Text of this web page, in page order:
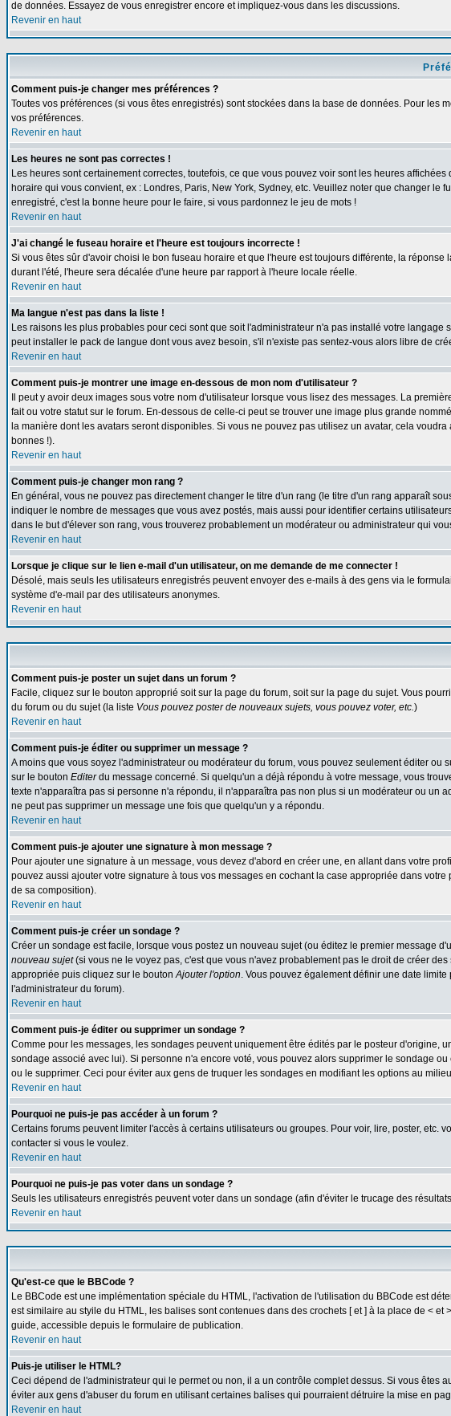
de données. Essayez de vous enregistrer encore et impliquez-vous dans les discussions.
Revenir en haut
Comment puis-je changer mes préférences ?
Toutes vos préférences (si vous êtes enregistrés) sont stockées dans la base de données. Pour les
vos préférences.
Revenir en haut
Les heures ne sont pas correctes !
Les heures sont certainement correctes, toutefois, ce que vous pouvez voir sont les heures
horaire qui vous convient, ex : Londres, Paris, New York, Sydney, etc. Veuillez noter que changer
enregistré, c'est la bonne heure pour le faire, si vous pardonnez le jeu de mots !
Revenir en haut
J'ai changé le fuseau horaire et l'heure est toujours incorrecte !
Si vous êtes sûr d'avoir choisi le bon fuseau horaire et que l'heure est toujours différente, la
durant l'été, l'heure sera décalée d'une heure par rapport à l'heure locale réelle.
Revenir en haut
Ma langue n'est pas dans la liste !
Les raisons les plus probables pour ceci sont que soit l'administrateur n'a pas installé votre
peut installer le pack de langue dont vous avez besoin, s'il n'existe pas sentez-vous alors libre de
Revenir en haut
Comment puis-je montrer une image en-dessous de mon nom d'utilisateur ?
Il peut y avoir deux images sous votre nom d'utilisateur lorsque vous lisez des messages. La
fait ou votre statut sur le forum. En-dessous de celle-ci peut se trouver une image plus grande
la manière dont les avatars seront disponibles. Si vous ne pouvez pas utilisez un avatar, cela
bonnes !).
Revenir en haut
Comment puis-je changer mon rang ?
En général, vous ne pouvez pas directement changer le titre d'un rang (le titre d'un rang apparaît
indiquer le nombre de messages que vous avez postés, mais aussi pour identifier certains
dans le but d'élever son rang, vous trouverez probablement un modérateur ou administrateur qui
Revenir en haut
Lorsque je clique sur le lien e-mail d'un utilisateur, on me demande de me connecter !
Désolé, mais seuls les utilisateurs enregistrés peuvent envoyer des e-mails à des gens via le
système d'e-mail par des utilisateurs anonymes.
Revenir en haut
Comment puis-je poster un sujet dans un forum ?
Facile, cliquez sur le bouton approprié soit sur la page du forum, soit sur la page du sujet. Vous
du forum ou du sujet (la liste Vous pouvez poster de nouveaux sujets, vous pouvez voter, etc.)
Revenir en haut
Comment puis-je éditer ou supprimer un message ?
A moins que vous soyez l'administrateur ou modérateur du forum, vous pouvez seulement éditer
sur le bouton Editerdu message concerné. Si quelqu'un a déjà répondu à votre message, vous
texte n'apparaîtra pas si personne n'a répondu, il n'apparaîtra pas non plus si un modérateur ou
ne peut pas supprimer un message une fois que quelqu'un y a répondu.
Revenir en haut
Comment puis-je ajouter une signature à mon message ?
Pour ajouter une signature à un message, vous devez d'abord en créer une, en allant dans votre
pouvez aussi ajouter votre signature à tous vos messages en cochant la case appropriée dans
de sa composition).
Revenir en haut
Comment puis-je créer un sondage ?
Créer un sondage est facile, lorsque vous postez un nouveau sujet (ou éditez le premier message
nouveau sujet(si vous ne le voyez pas, c'est que vous n'avez probablement pas le droit de créer
appropriée puis cliquez sur le boutonAjouter l'option. Vous pouvez également définir une date
l'administrateur du forum).
Revenir en haut
Comment puis-je éditer ou supprimer un sondage ?
Comme pour les messages, les sondages peuvent uniquement être édités par le posteur d'origine,
sondage associé avec lui). Si personne n'a encore voté, vous pouvez alors supprimer le sondage
ou le supprimer. Ceci pour éviter aux gens de truquer les sondages en modifiant les options au
Revenir en haut
Pourquoi ne puis-je pas accéder à un forum ?
Certains forums peuvent limiter l'accès à certains utilisateurs ou groupes. Pour voir, lire, poster,
contacter si vous le voulez.
Revenir en haut
Pourquoi ne puis-je pas voter dans un sondage ?
Seuls les utilisateurs enregistrés peuvent voter dans un sondage (afin d'éviter le trucage des
Revenir en haut
Qu'est-ce que le BBCode ?
Le BBCode est une implémentation spéciale du HTML, l'activation de l'utilisation du BBCode est
est similaire au styile du HTML, les balises sont contenues dans des crochets [ et ] à la place de <
guide, accessible depuis le formulaire de publication.
Revenir en haut
Puis-je utiliser le HTML?
Ceci dépend de l'administrateur qui le permet ou non, il a un contrôle complet dessus. Si vous êtes
éviter aux gens d'abuser du forum en utilisant certaines balises qui pourraient détruire la mise en
Revenir en haut